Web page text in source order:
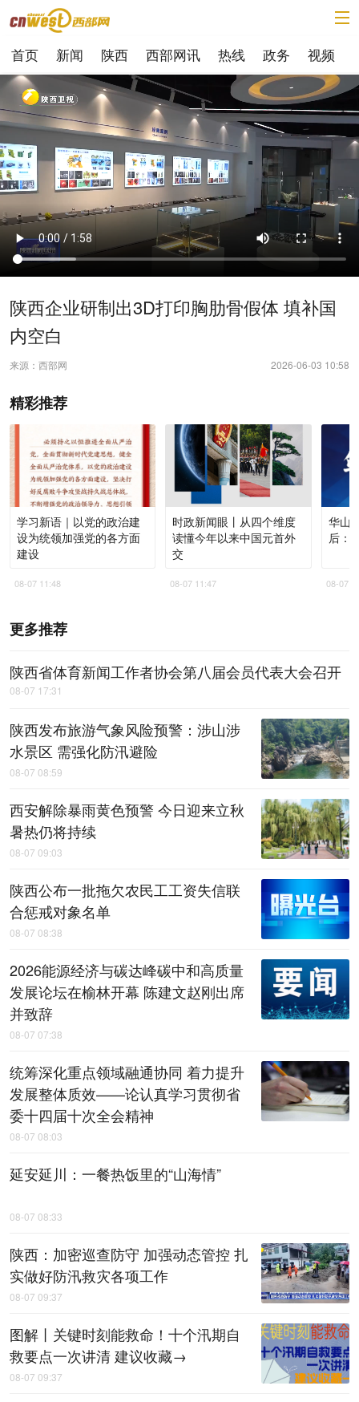
首页 新闻 陕西 西部网讯 热线 政务 视频
陕西企业研制出3D打印胸肋骨假体 填补国
内空白
来源：西部网 2026-06-03 10:58
精彩推荐
学习新语｜以党的政治建
设为统领加强党的各方面
建设
08-07 11:48
时政新闻眼丨从四个维度
读懂今年以来中国元首外
交
08-07 11:47
华山
后：
08-07
更多推荐
陕西省体育新闻工作者协会第八届会员代表大会召开
08-07 17:31
陕西发布旅游气象风险预警：涉山涉
水景区 需强化防汛避险
08-07 08:59
西安解除暴雨黄色预警 今日迎来立秋
暑热仍将持续
08-07 09:03
陕西公布一批拖欠农民工工资失信联
合惩戒对象名单
08-07 08:38
2026能源经济与碳达峰碳中和高质量
发展论坛在榆林开幕 陈建文赵刚出席
并致辞
08-07 07:38
统筹深化重点领域融通协同 着力提升
发展整体质效——论认真学习贯彻省
委十四届十次全会精神
08-07 08:03
延安延川：一餐热饭里的“山海情”
08-07 08:33
陕西：加密巡查防守 加强动态管控 扎
实做好防汛救灾各项工作
08-07 09:37
图解丨关键时刻能救命！十个汛期自
救要点一次讲清 建议收藏→
08-07 09:37